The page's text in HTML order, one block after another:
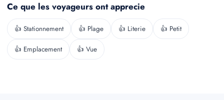
Ce que les voyageurs ont apprecie
👍 Stationnement 👍 Plage 👍 Literie 👍 Petit
👍 Emplacement 👍 Vue